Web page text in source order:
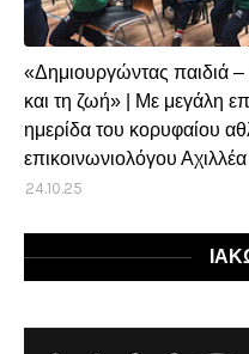
«Δημιουργώντας παιδιά
και τη ζωή» | Με μεγάλη
ημερίδα του κορυφαίου
επικοινωνιολόγου
24.10.25